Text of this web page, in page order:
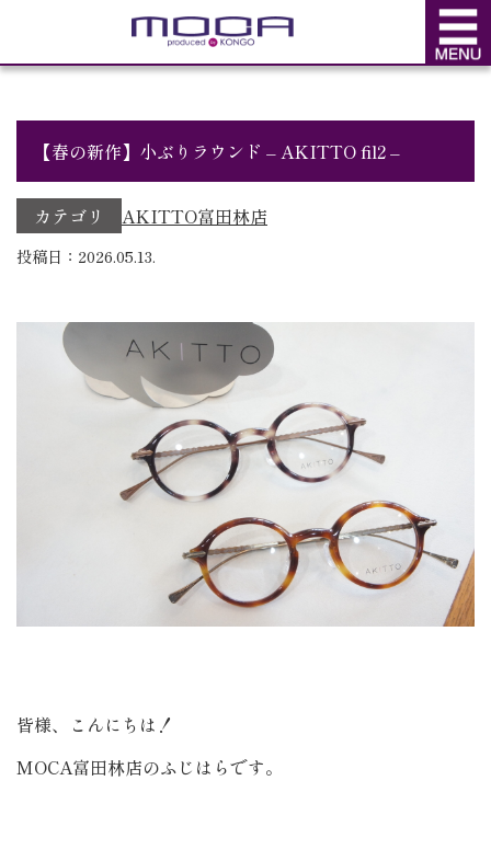
BLOG
【春の新作】小ぶりラウンド – AKITTO fil2 –
カテゴリ AKITTO富田林店
投稿日：2026.05.13.
皆様、こんにちは！
MOCA富田林店のふじはらです。